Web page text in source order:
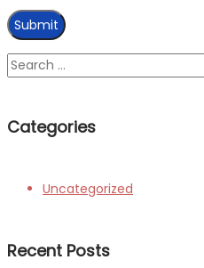
Search
Categories
Uncategorized
Recent Posts